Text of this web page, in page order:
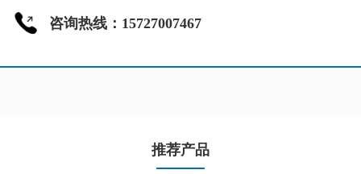
咨询热线：15727007467
推荐产品